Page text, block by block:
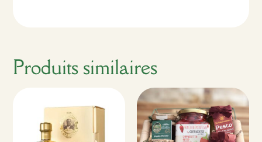
Produits similaires